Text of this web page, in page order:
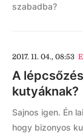
szabadba?
2017. 11. 04., 08:53
A
kutyáknak?
Sajnos igen. Én
hogy bizonyos